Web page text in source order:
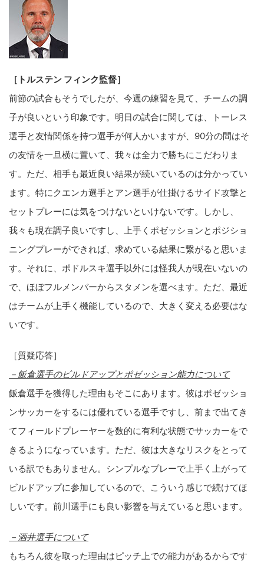
［トルステン フィンク監督］
前節の試合もそうでしたが、今週の練習を見て、チームの調
子が良いという印象です。明日の試合に関しては、トーレス
選手と友情関係を持つ選手が何人かいますが、90分の間はそ
の友情を一旦横に置いて、我々は全力で勝ちにこだわりま
す。ただ、相手も最近良い結果が続いているのは分かってい
ます。特にクエンカ選手とアン選手が仕掛けるサイド攻撃と
セットプレーには気をつけないといけないです。しかし、
我々も現在調子良いですし、上手くポゼッションとポジショ
ニングプレーができれば、求めている結果に繋がると思いま
す。それに、ポドルスキ選手以外には怪我人が現在いないの
で、ほぼフルメンバーからスタメンを選べます。ただ、最近
はチームが上手く機能しているので、大きく変える必要はな
いです。
［質疑応答］
－飯倉選手のビルドアップとポゼッション能力について
飯倉選手を獲得した理由もそこにあります。彼はポゼッショ
ンサッカーをするには優れている選手ですし、前まで出てき
てフィールドプレーヤーを数的に有利な状態でサッカーをで
きるようになっています。ただ、彼は大きなリスクをとって
いる訳でもありません。シンプルなプレーで上手く上がって
ビルドアップに参加しているので、こういう感じで続けてほ
しいです。前川選手にも良い影響を与えていると思います。
－酒井選手について
もちろん彼を取った理由はピッチ上での能力があるからです